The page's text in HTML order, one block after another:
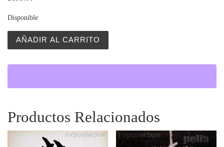
Disponible
Jowita (Jovita) cantidad
AÑADIR AL CARRITO
Productos Relacionados